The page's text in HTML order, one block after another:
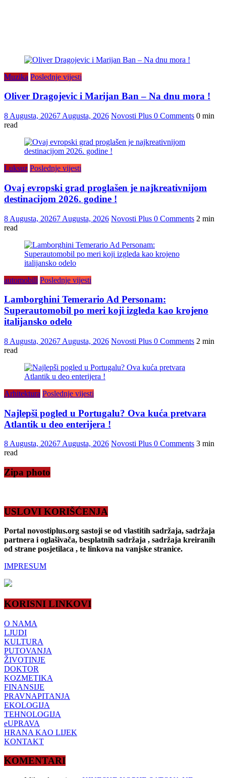
Muzika Poslednje vijesti
Oliver Dragojevic i Marijan Ban – Na dnu mora !
8 Augusta, 20267 Augusta, 2026 Novosti Plus 0 Comments 0 min
read
Luksuz Poslednje vijesti
Ovaj evropski grad proglašen je najkreativnijom
destinacijom 2026. godine !
8 Augusta, 20267 Augusta, 2026 Novosti Plus 0 Comments 2 min
read
automobili Poslednje vijesti
Lamborghini Temerario Ad Personam:
Superautomobil po meri koji izgleda kao krojeno
italijansko odelo
8 Augusta, 20267 Augusta, 2026 Novosti Plus 0 Comments 2 min
read
Arhitektura Poslednje vijesti
Najlepši pogled u Portugalu? Ova kuća pretvara
Atlantik u deo enterijera !
8 Augusta, 20267 Augusta, 2026 Novosti Plus 0 Comments 3 min
read
Zipa photo
USLOVI KORIŠĆENJA
Portal novostiplus.org sastoji se od vlastitih sadržaja, sadržaja
partnera i oglašivača, besplatnih sadržaja , sadržaja kreiranih
od strane posjetilaca , te linkova na vanjske stranice.
IMPRESUM
KORISNI LINKOVI
O NAMA
LJUDI
KULTURA
PUTOVANJA
ŽIVOTINJE
DOKTOR
KOZMETIKA
FINANSIJE
PRAVNAPITANJA
EKOLOGIJA
TEHNOLOGIJA
eUPRAVA
HRANA KAO LIJEK
KONTAKT
KOMENTARI